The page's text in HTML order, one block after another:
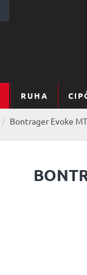
RUHA
Bontrager Evoke